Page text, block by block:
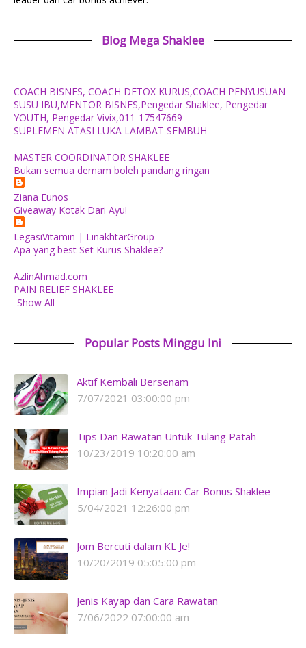
Blog Mega Shaklee
COACH BISNES, COACH DETOX KURUS,COACH PENYUSUAN
SUSU IBU,MENTOR BISNES,Pengedar Shaklee, Pengedar
YOUTH, Pengedar Vivix,011-17547669
SUPLEMEN ATASI LUKA LAMBAT SEMBUH
MASTER COORDINATOR SHAKLEE
Bukan semua demam boleh pandang ringan
Ziana Eunos
Giveaway Kotak Dari Ayu!
LegasiVitamin | LinakhtarGroup
Apa yang best Set Kurus Shaklee?
AzlinAhmad.com
PAIN RELIEF SHAKLEE
Show All
Popular Posts Minggu Ini
Aktif Kembali Bersenam
7/07/2021 03:00:00 pm
Tips Dan Rawatan Untuk Tulang Patah
10/23/2019 10:20:00 am
Impian Jadi Kenyataan: Car Bonus Shaklee
5/04/2021 12:26:00 pm
Jom Bercuti dalam KL Je!
10/20/2019 05:05:00 pm
Jenis Kayap dan Cara Rawatan
7/06/2022 07:00:00 am